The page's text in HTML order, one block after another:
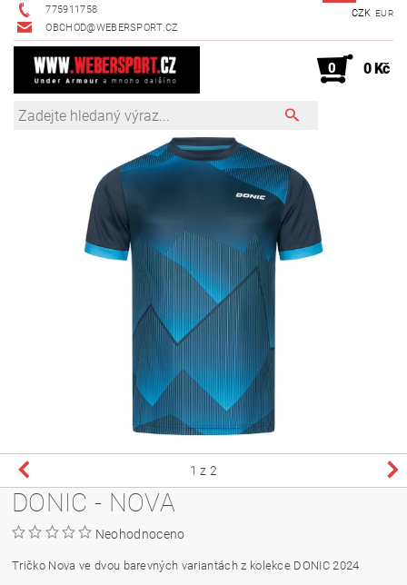
775911758
OBCHOD@WEBERSPORT.CZ
CZK EUR
0 0 Kč
1 z 2
DONIC - NOVA
Neohodnoceno
Tričko Nova ve dvou barevných variantách z kolekce DONIC 2024